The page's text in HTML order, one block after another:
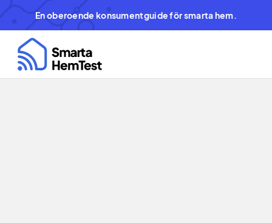
En oberoende konsumentguide för smarta hem.